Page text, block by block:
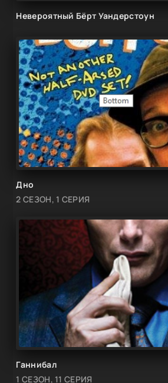
Невероятный Бёрт Уандерстоун
Дно
2 СЕЗОН, 1 СЕРИЯ
Ганнибал
1 СЕЗОН, 11 СЕРИЯ